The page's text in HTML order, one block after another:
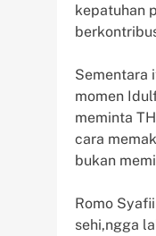
kepatuhan
Sementara
momen
meminta
cara
bukan
Romo
sehi,ngga